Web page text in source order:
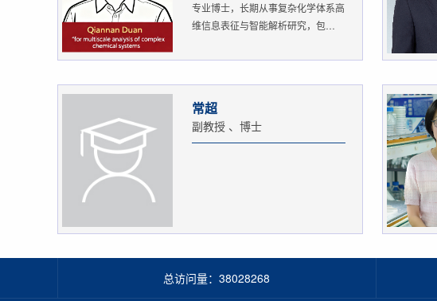
专业博士，长期从事复杂化学体系高
维信息表征与智能解析研究，包
常超
副教授 、博士
总访问量： 38028268